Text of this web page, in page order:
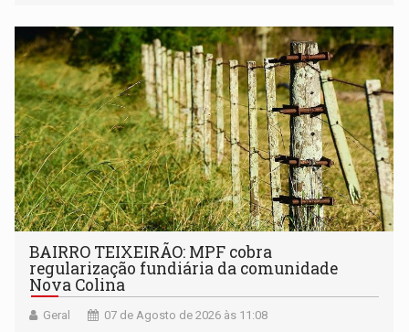
BAIRRO TEIXEIRÃO: MPF cobra
regularização fundiária da comunidade
Nova Colina
Geral 07 de Agosto de 2026 às 11:08